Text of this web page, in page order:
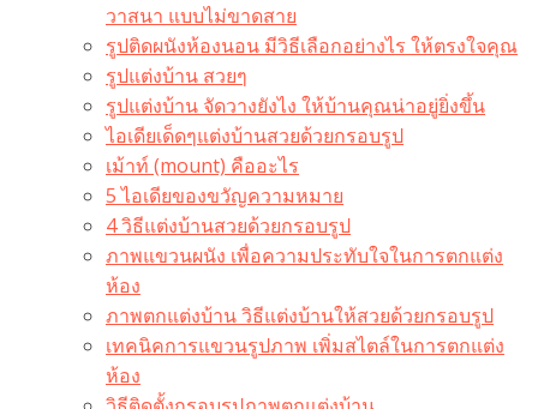
วาสนา แบบไม่ขาดสาย
รูปติดผนังห้องนอน มีวิธีเลือกอย่างไร ให้ตรงใจคุณ
รูปแต่งบ้าน สวยๆ
รูปแต่งบ้าน จัดวางยังไง ให้บ้านคุณน่าอยู่ยิ่งขึ้น
ไอเดียเด็ดๆแต่งบ้านสวยด้วยกรอบรูป
เม้าท์ (mount) คืออะไร​
5 ไอเดียของขวัญความหมาย
4 วิธีแต่งบ้านสวยด้วยกรอบรูป
ภาพแขวนผนัง เพื่อความประทับใจในการตกแต่ง
ห้อง
ภาพตกแต่งบ้าน วิธีแต่งบ้านให้สวยด้วยกรอบรูป
เทคนิคการแขวนรูปภาพ เพิ่มสไตล์ในการตกแต่ง
ห้อง